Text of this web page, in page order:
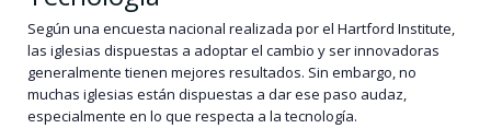
Según una encuesta nacional realizada por el Hartford Institute,
las iglesias dispuestas a adoptar el cambio y ser innovadoras
generalmente tienen mejores resultados. Sin embargo, no
muchas iglesias están dispuestas a dar ese paso audaz,
especialmente en lo que respecta a la tecnología.